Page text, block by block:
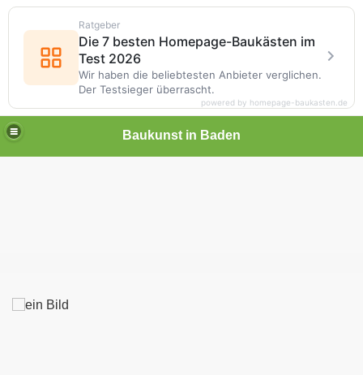
Baukunst in Baden
Ratgeber
Die 7 besten Homepage-Baukästen im
Test 2026
Wir haben die beliebtesten Anbieter verglichen.
Der Testsieger überrascht.
powered by homepage-baukasten.de